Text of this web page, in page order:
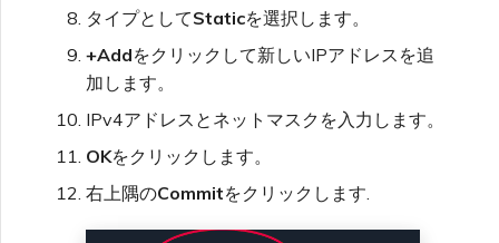
タイプとしてStaticを選択します。
+Addをクリックして新しいIPアドレスを追
加します。
IPv4アドレスとネットマスクを入力します。
OKをクリックします。
右上隅のCommitをクリックします.